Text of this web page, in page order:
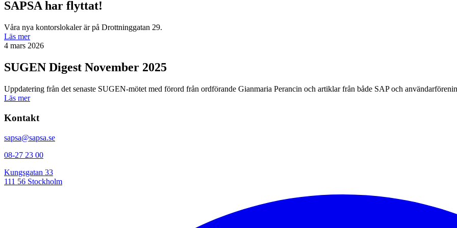
SAPSA har flyttat!
Våra nya kontorslokaler är på Drottninggatan 29.
Läs mer
4 mars 2026
SUGEN Digest November 2025
Uppdatering från det senaste SUGEN-mötet med förord från ordförande Gianmaria Perancin och artiklar från både SAP och
Läs mer
Kontakt
sapsa@sapsa.se
08-27 23 00
Kungsgatan 33
111 56 Stockholm